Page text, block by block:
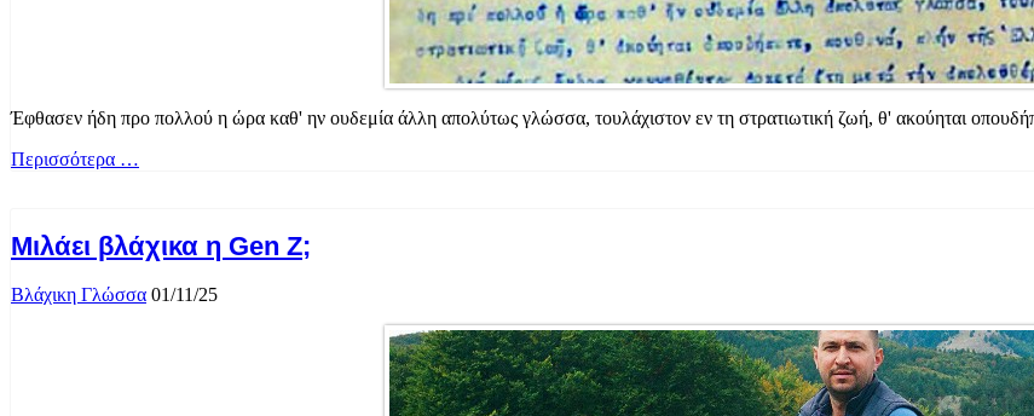
Έφθασεν ήδη προ πολλού η ώρα καθ' ην ουδεμία άλλη απολύτως γλώσσα, τουλάχιστον εν τη στρατιωτική ζωή, θ' ακούηται
Περισσότερα …
Μιλάει βλάχικα η Gen Z;
Βλάχικη Γλώσσα 01/11/25